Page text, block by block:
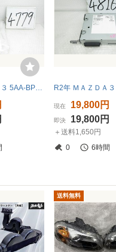
現在 19,800円
即決 19,800円
＋送料1,650円
0
6時間
送料無料